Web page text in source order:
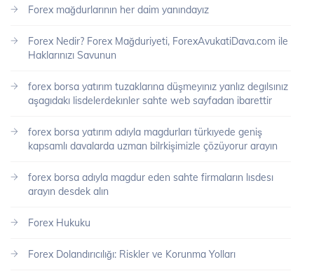
Forex mağdurlarının her daim yanındayız
Forex Nedir? Forex Mağduriyeti, ForexAvukatiDava.com ile
Haklarınızı Savunun
forex borsa yatırım tuzaklarına düşmeyınız yanlız degılsınız
aşagıdakı lisdelerdekınler sahte web sayfadan ibarettir
forex borsa yatırım adıyla magdurları türkıyede geniş
kapsamlı davalarda uzman bilrkişimizle çözüyorur arayın
forex borsa adıyla magdur eden sahte firmaların lısdesı
arayın desdek alın
Forex Hukuku
Forex Dolandırıcılığı: Riskler ve Korunma Yolları